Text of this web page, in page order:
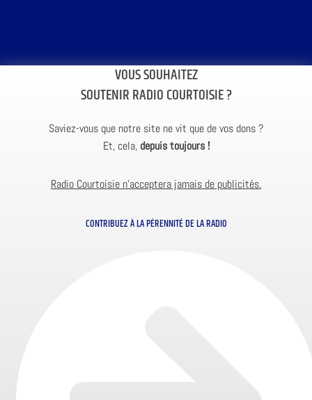
VOUS SOUHAITEZ
SOUTENIR RADIO COURTOISIE ?
Saviez-vous que notre site ne vit que de vos dons ?
Et, cela, depuis toujours !
Radio Courtoisie n’acceptera jamais de publicités.
CONTRIBUEZ À LA PÉRENNITÉ DE LA RADIO